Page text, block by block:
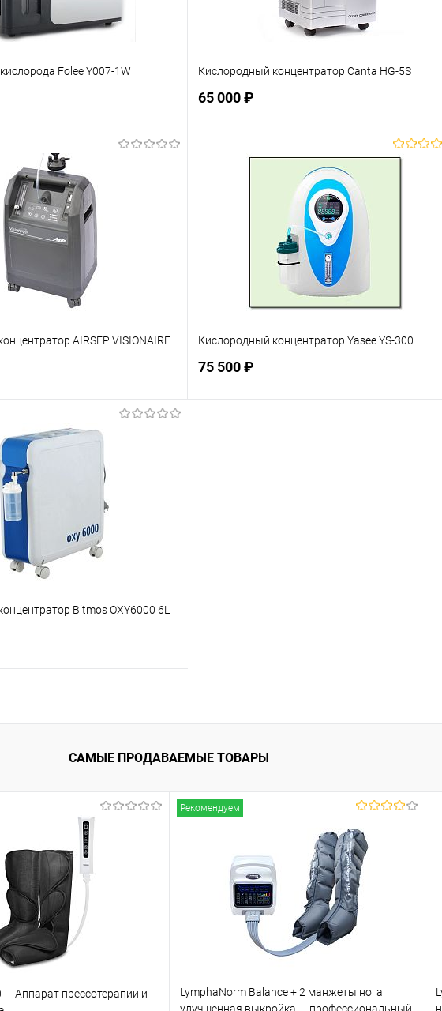
Folee Y007-1W
Подписаться
Недоступно
Кислородный концентратор Canta HG-5S
65 000 ₽
Подписаться
Недоступно
AIRSEP VISIONAIRE
Подписаться
Недоступно
Кислородный концентратор Yasee YS-300
75 500 ₽
Bitmos OXY6000 6L
САМЫЕ ПРОДАВАЕМЫЕ ТОВАРЫ
Аппарат прессотерапии и
Рекомендуем
LymphaNorm Balance + 2 манжеты нога